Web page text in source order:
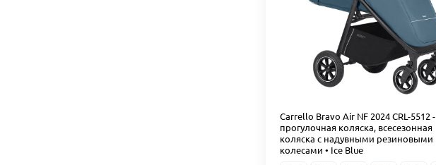
Carrello Bravo Air NF 2024 CRL-5512 -
прогулочная коляска, всесезонная
коляска с надувными резиновыми
колесами • Ice Blue